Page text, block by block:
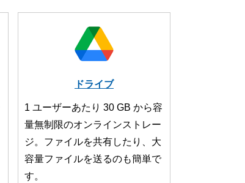
ドライブ
1 ユーザーあたり 30 GB から容
量無制限のオンラインストレー
ジ。ファイルを共有したり、大
容量ファイルを送るのも簡単で
す。